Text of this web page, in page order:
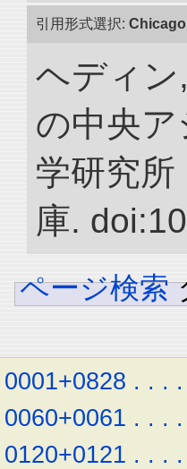
引用形式選択: Chicago
ヘディ
の中央ア
学研究
庫.
ページ検索
0001+0828 . . . .
0060+0061 . . . .
0120+0121 . . . .